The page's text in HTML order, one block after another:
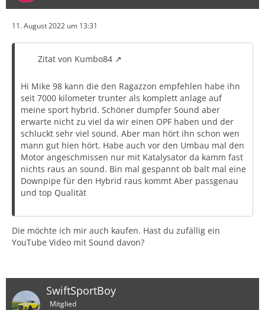
11. August 2022 um 13:31
Zitat von Kumbo84
Hi Mike 98 kann die den Ragazzon empfehlen habe ihn
seit 7000 kilometer trunter als komplett anlage auf
meine sport hybrid. Schöner dumpfer Sound aber
erwarte nicht zu viel da wir einen OPF haben und der
schluckt sehr viel sound. Aber man hört ihn schon wen
mann gut hien hört. Habe auch vor den Umbau mal den
Motor angeschmissen nur mit Katalysator da kamm fast
nichts raus an sound. Bin mal gespannt ob balt mal eine
Downpipe für den Hybrid raus kommt Aber passgenau
und top Qualität
Die möchte ich mir auch kaufen. Hast du zufällig ein
YouTube Video mit Sound davon?
SwiftSportBoy
Mitglied